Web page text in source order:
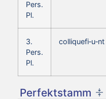
Pers.
Pl.
3.
Pers.
Pl.
colliquefi‑u‑nt
Perfektstamm